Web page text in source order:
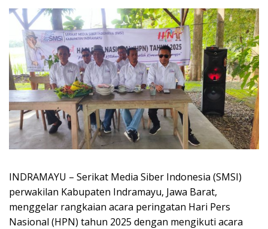
INDRAMAYU – Serikat Media Siber Indonesia (SMSI)
perwakilan Kabupaten Indramayu, Jawa Barat,
menggelar rangkaian acara peringatan Hari Pers
Nasional (HPN) tahun 2025 dengan mengikuti acara